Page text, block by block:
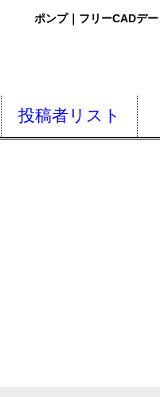
ポンプ｜フリーCADデー
投稿者リスト